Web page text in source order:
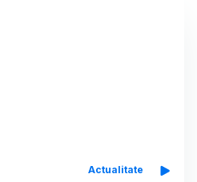
Actualitate